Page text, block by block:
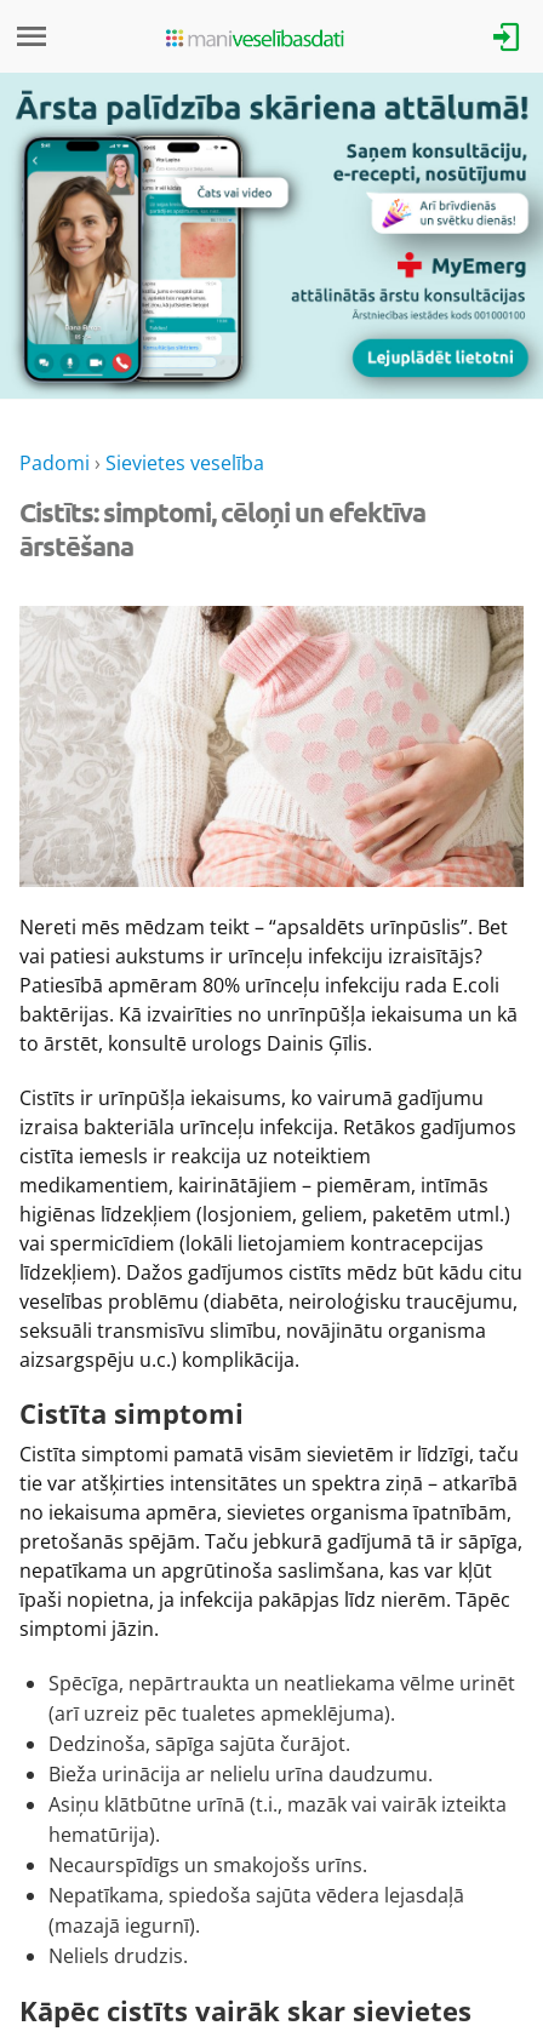
Padomi › Sievietes veselība
Cistīts: simptomi, cēloņi un efektīva
ārstēšana
Nereti mēs mēdzam teikt – “apsaldēts urīnpūslis”. Bet
vai patiesi aukstums ir urīnceļu infekciju izraisītājs?
Patiesībā apmēram 80% urīnceļu infekciju rada E.coli
baktērijas. Kā izvairīties no unrīnpūšļa iekaisuma un kā
to ārstēt, konsultē urologs Dainis Ģīlis.
Cistīts ir urīnpūšļa iekaisums, ko vairumā gadījumu
izraisa bakteriāla urīnceļu infekcija. Retākos gadījumos
cistīta iemesls ir reakcija uz noteiktiem
medikamentiem, kairinātājiem – piemēram, intīmās
higiēnas līdzekļiem (losjoniem, geliem, paketēm utml.)
vai spermicīdiem (lokāli lietojamiem kontracepcijas
līdzekļiem). Dažos gadījumos cistīts mēdz būt kādu citu
veselības problēmu (diabēta, neiroloģisku traucējumu,
seksuāli transmisīvu slimību, novājinātu organisma
aizsargspēju u.c.) komplikācija.
Cistīta simptomi
Cistīta simptomi pamatā visām sievietēm ir līdzīgi, taču
tie var atšķirties intensitātes un spektra ziņā – atkarībā
no iekaisuma apmēra, sievietes organisma īpatnībām,
pretošanās spējām. Taču jebkurā gadījumā tā ir sāpīga,
nepatīkama un apgrūtinoša saslimšana, kas var kļūt
īpaši nopietna, ja infekcija pakāpjas līdz nierēm. Tāpēc
simptomi jāzin.
Spēcīga, nepārtraukta un neatliekama vēlme urinēt
(arī uzreiz pēc tualetes apmeklējuma).
Dedzinoša, sāpīga sajūta čurājot.
Bieža urinācija ar nelielu urīna daudzumu.
Asiņu klātbūtne urīnā (t.i., mazāk vai vairāk izteikta
hematūrija).
Necaurspīdīgs un smakojošs urīns.
Nepatīkama, spiedoša sajūta vēdera lejasdaļā
(mazajā iegurnī).
Neliels drudzis.
Kāpēc cistīts vairāk skar sievietes